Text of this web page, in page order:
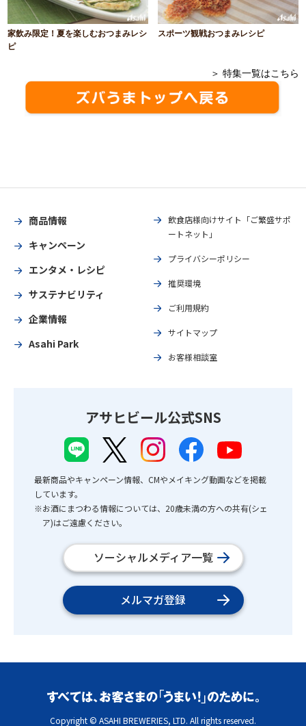
家飲み限定！夏を楽しむおつまみレシ
ピ
スポーツ観戦おつまみレシピ
＞ 特集一覧はこちら
商品情報
キャンペーン
エンタメ・レシピ
サステナビリティ
企業情報
Asahi Park
飲食店様向けサイト「ご繁盛サポ
ートネット」
プライバシーポリシー
推奨環境
ご利用規約
サイトマップ
お客様相談室
アサヒビール公式SNS
最新商品やキャンペーン情報、CMやメイキング動画などを掲載
しています。
※お酒にまつわる情報については、20歳未満の方への共有(シェ
ア)はご遠慮ください。
ソーシャルメディア一覧
メルマガ登録
Copyright © ASAHI BREWERIES, LTD. All rights reserved.